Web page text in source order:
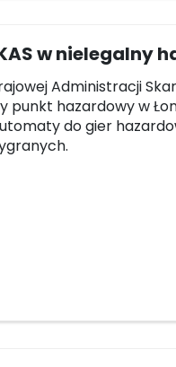
w nielegalny
Administracji
punkt hazardowy w
do gier